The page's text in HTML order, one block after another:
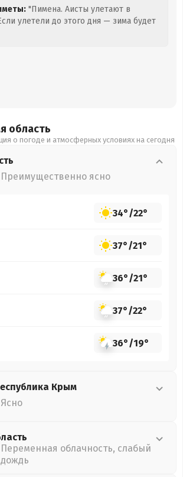
"Пимена. Аисты улетают в
улетели до этого дня — зима будет
область
о погоде и атмосферных условиях на сегодня
Преимущественно ясно
34°/22°
37°/21°
36°/21°
37°/22°
36°/19°
Крым
Ясно
Переменная облачность, слабый
дождь